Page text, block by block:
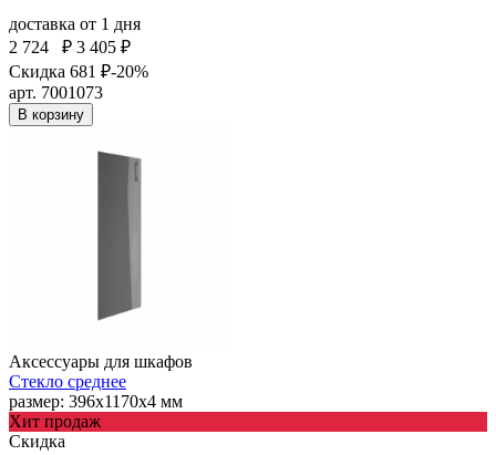
доставка от 1 дня
2 724
₽ 3 405 ₽
Скидка 681 ₽-20%
арт. 7001073
В корзину
Аксессуары для шкафов
Стекло среднее
размер: 396х1170х4 мм
Хит продаж
Скидка